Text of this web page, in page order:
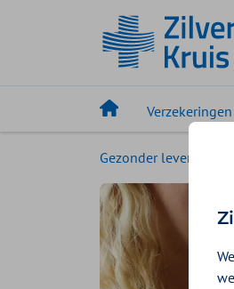
Verzekeringen
Gezonder leven